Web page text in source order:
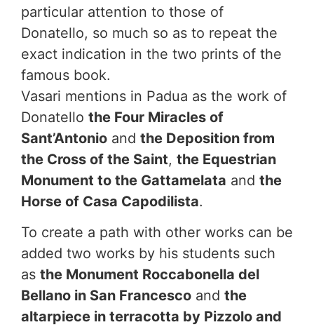
particular attention to those of
Donatello, so much so as to repeat the
exact indication in the two prints of the
famous book.
Vasari mentions in Padua as the work of
Donatello the Four Miracles of
Sant’Antonio and the Deposition from
the Cross of the Saint, the Equestrian
Monument to the Gattamelata and the
Horse of Casa Capodilista.
To create a path with other works can be
added two works by his students such
as the Monument Roccabonella del
Bellano in San Francesco and the
altarpiece in terracotta by Pizzolo and